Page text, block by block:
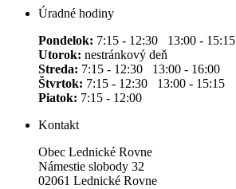
Úradné hodiny
Pondelok: 7:15 - 12:30 13:00 - 15:15
Utorok: nestránkový deň
Streda: 7:15 - 12:30 13:00 - 16:00
Štvrtok: 7:15 - 12:30 13:00 - 15:15
Piatok: 7:15 - 12:00
Kontakt
Obec Lednické Rovne
Námestie slobody 32
02061 Lednické Rovne